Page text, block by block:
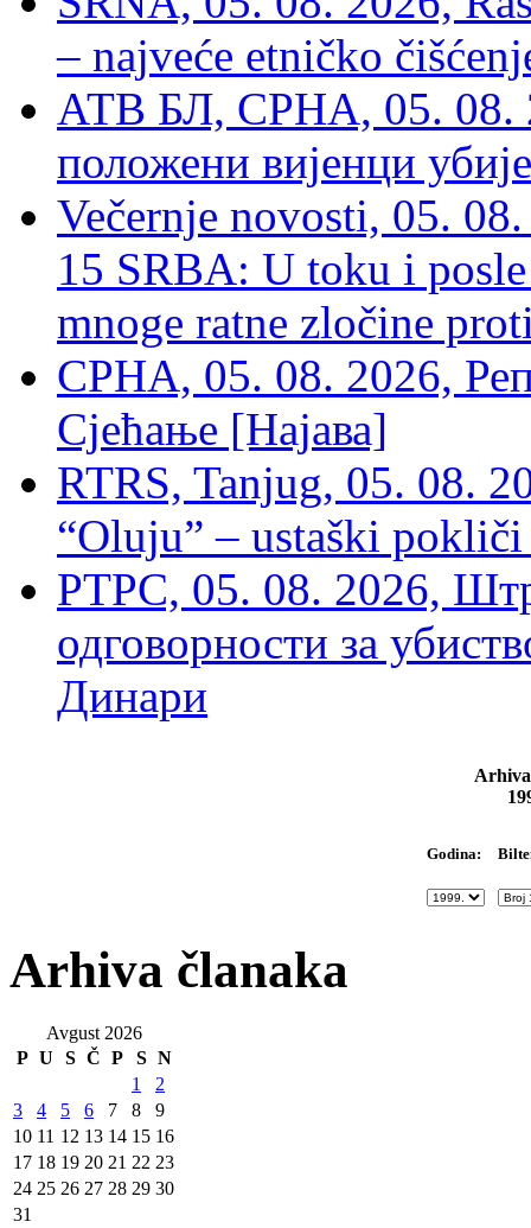
– najveće etničko
АТВ БЛ, СРНА, 05. 08.
положени вијенци
Večernje novosti, 05.
15 SRBA: U toku i
mnoge ratne zločine
СРНА, 05. 08. 2026,
Сјећање [Најава]
RTRS, Tanjug, 05. 08.
“Oluju” – ustaški
РТРС, 05. 08. 2026,
одговорности за
Динари
Godina:
Arhiva članaka
Avgust 2026
P U S Č P S N
1
2
3
4 5 6 7 8
9
10 11 12 13 14 15 16
17 18 19 20 21 22 23
24 25 26 27 28 29 30
31